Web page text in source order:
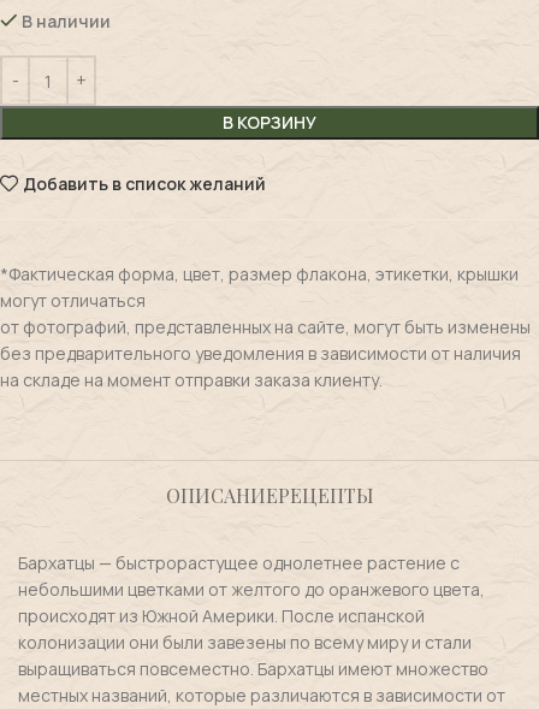
В наличии
В КОРЗИНУ
Добавить в список желаний
*Фактическая форма, цвет, размер флакона, этикетки, крышки
могут отличаться
от фотографий, представленных на сайте, могут быть изменены
без предварительного уведомления в зависимости от наличия
на складе на момент отправки заказа клиенту.
ОПИСАНИЕРЕЦЕПТЫ
Бархатцы — быстрорастущее однолетнее растение с
небольшими цветками от желтого до оранжевого цвета,
происходят из Южной Америки. После испанской
колонизации они были завезены по всему миру и стали
выращиваться повсеместно. Бархатцы имеют множество
местных названий, которые различаются в зависимости от